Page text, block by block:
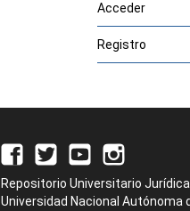
Acceder
Registro
Repositorio Universitario
Universidad Nacional Autónoma